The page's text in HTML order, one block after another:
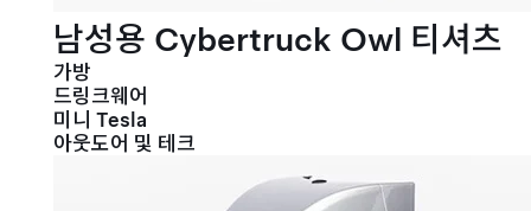
남성용 Cybertruck Owl 티셔츠
가방
드링크웨어
미니 Tesla
아웃도어 및 테크